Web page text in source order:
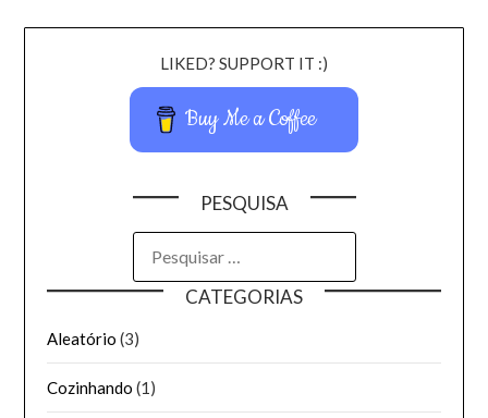
LIKED? SUPPORT IT :)
Buy Me a Coffee
PESQUISA
CATEGORIAS
Aleatório (3)
Cozinhando (1)